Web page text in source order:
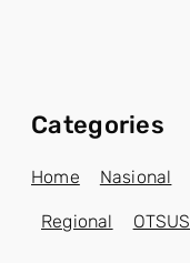
Categories
Home Nasional
Regional OTSUS